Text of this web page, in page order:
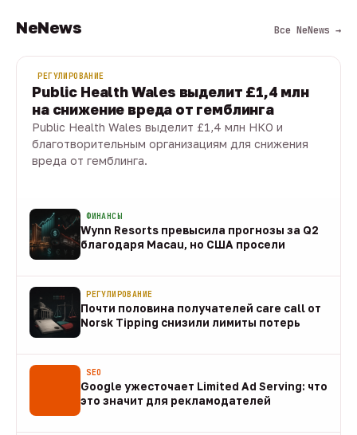
NeNews Все NeNews →
РЕГУЛИРОВАНИЕ
Public Health Wales выделит £1,4 млн
на снижение вреда от гемблинга
Public Health Wales выделит £1,4 млн НКО и
благотворительным организациям для снижения
вреда от гемблинга.
ФИНАНСЫ
Wynn Resorts превысила прогнозы за Q2
благодаря Macau, но США просели
РЕГУЛИРОВАНИЕ
Почти половина получателей care call от
Norsk Tipping снизили лимиты потерь
SEO
Google ужесточает Limited Ad Serving: что
это значит для рекламодателей